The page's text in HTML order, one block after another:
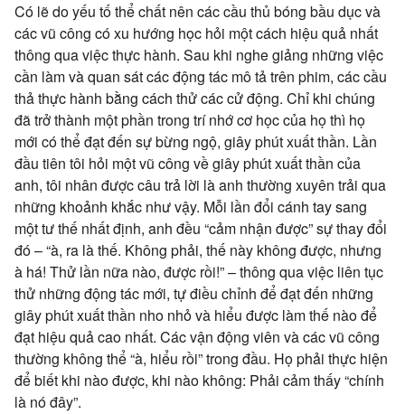
Có lẽ do yếu tố thể chất nên các cầu thủ bóng bầu dục và
các vũ công có xu hướng học hỏi một cách hiệu quả nhất
thông qua việc thực hành. Sau khi nghe giảng những việc
cần làm và quan sát các động tác mô tả trên phim, các cầu
thả thực hành bằng cách thử các cử động. Chỉ khi chúng
đã trở thành một phần trong trí nhớ cơ học của họ thì họ
mới có thể đạt đến sự bừng ngộ, giây phút xuất thần. Lần
đầu tiên tôi hỏi một vũ công về giây phút xuất thần của
anh, tôi nhân được câu trả lời là anh thường xuyên trải qua
những khoảnh khắc như vậy. Mỗi lần đổi cánh tay sang
một tư thế nhất định, anh đều “cảm nhận được” sự thay đổi
đó – “à, ra là thế. Không phải, thế này không được, nhưng
à há! Thử lần nữa nào, được rồi!” – thông qua việc liên tục
thử những động tác mới, tự điều chỉnh để đạt đến những
giây phút xuất thần nho nhỏ và hiểu được làm thế nào để
đạt hiệu quả cao nhất. Các vận động viên và các vũ công
thường không thể “à, hiểu rồi” trong đầu. Họ phải thực hiện
để biết khi nào được, khi nào không: Phải cảm thấy “chính
là nó đây”.